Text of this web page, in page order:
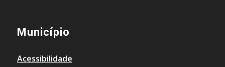
Município
Acessibilidade